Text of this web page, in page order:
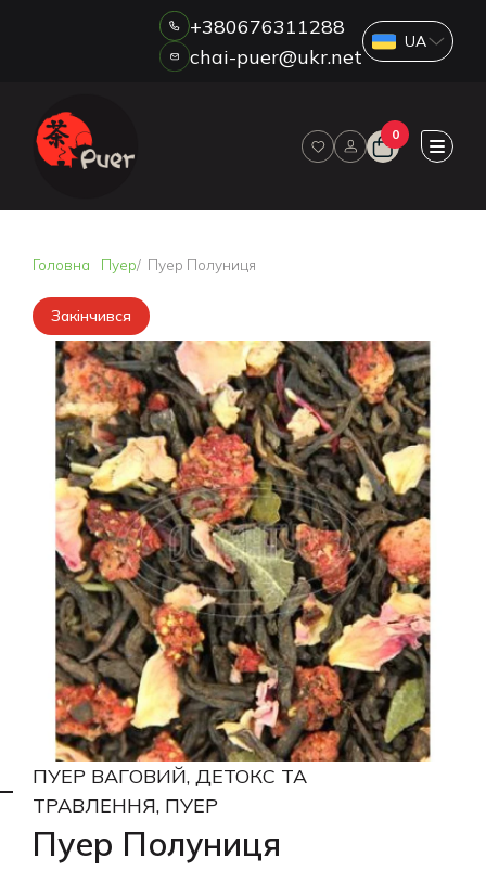
ДРОП
ОПЛАТА ТА ДОСТАВКА
НОВИНИ
АКЦІЇ
ВІДГУКИ
КОНТАКТИ
+380676311288
chai-puer@ukr.net
0
Головна Пуер Пуер Полуниця
Закінчився
ПУЕР ВАГОВИЙ, ДЕТОКС ТА
ТРАВЛЕННЯ, ПУЕР
Пуер Полуниця